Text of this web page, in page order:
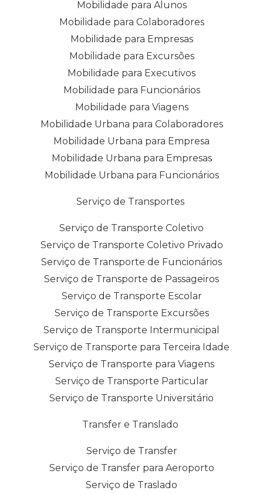
Mobilidade para Alunos
Mobilidade para Colaboradores
Mobilidade para Empresas
Mobilidade para Excursões
Mobilidade para Executivos
Mobilidade para Funcionários
Mobilidade para Viagens
Mobilidade Urbana para Colaboradores
Mobilidade Urbana para Empresa
Mobilidade Urbana para Empresas
Mobilidade Urbana para Funcionários
Serviço de Transportes
Serviço de Transporte Coletivo
Serviço de Transporte Coletivo Privado
Serviço de Transporte de Funcionários
Serviço de Transporte de Passageiros
Serviço de Transporte Escolar
Serviço de Transporte Excursões
Serviço de Transporte Intermunicipal
Serviço de Transporte para Terceira Idade
Serviço de Transporte para Viagens
Serviço de Transporte Particular
Serviço de Transporte Universitário
Transfer e Translado
Serviço de Transfer
Serviço de Transfer para Aeroporto
Serviço de Traslado